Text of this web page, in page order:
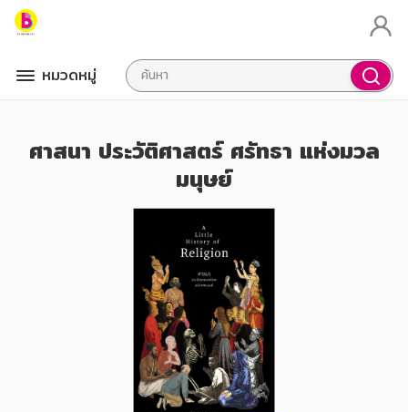
หมวดหมู่
ศาสนา ประวัติศาสตร์ ศรัทธา แห่งมวล
มนุษย์